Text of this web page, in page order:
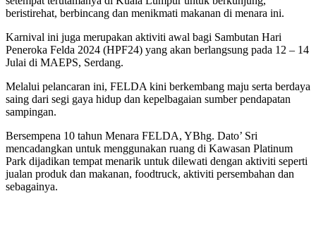
beristirehat, berbincang dan menikmati makanan di menara ini.
Karnival ini juga merupakan aktiviti awal bagi Sambutan Hari
Peneroka Felda 2024 (HPF24) yang akan berlangsung pada 12 – 14
Julai di MAEPS, Serdang.
Melalui pelancaran ini, FELDA kini berkembang maju serta berdaya
saing dari segi gaya hidup dan kepelbagaian sumber pendapatan
sampingan.
Bersempena 10 tahun Menara FELDA, YBhg. Dato’ Sri
mencadangkan untuk menggunakan ruang di Kawasan Platinum
Park dijadikan tempat menarik untuk dilewati dengan aktiviti seperti
jualan produk dan makanan, foodtruck, aktiviti persembahan dan
sebagainya.